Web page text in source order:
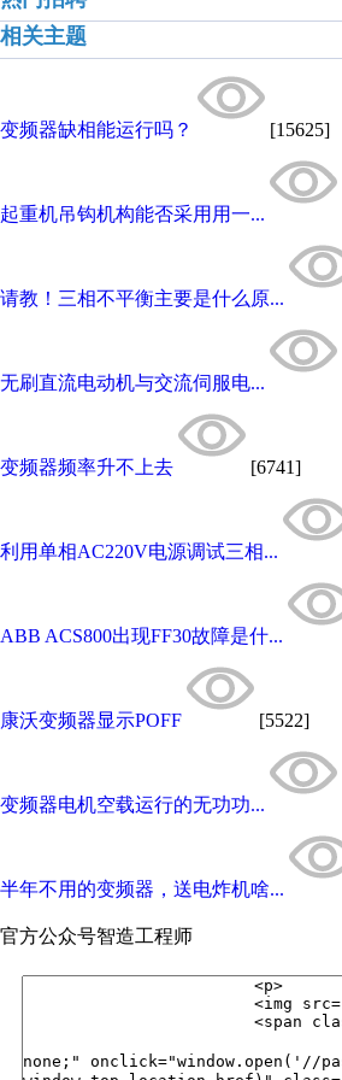
相关主题
变频器缺相能运行吗？ [15625]
起重机吊钩机构能否采用用一...
请教！三相不平衡主要是什么原...
无刷直流电动机与交流伺服电...
变频器频率升不上去 [6741]
利用单相AC220V电源调试三相...
ABB ACS800出现FF30故障是什...
康沃变频器显示POFF [5522]
变频器电机空载运行的无功功...
半年不用的变频器，送电炸机啥...
官方公众号智造工程师